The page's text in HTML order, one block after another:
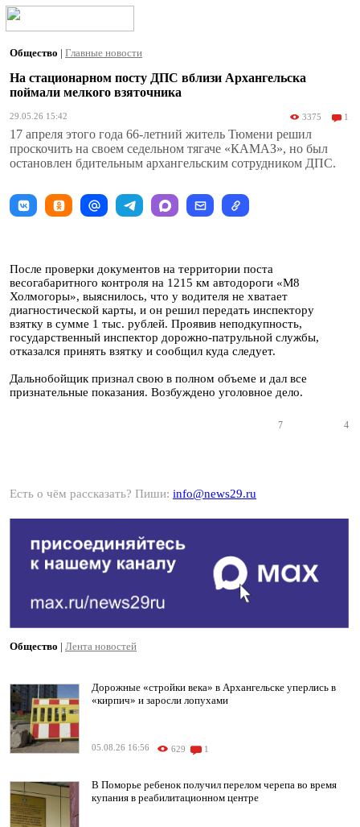
Общество | Главные новости
На стационарном посту ДПС вблизи Архангельска
поймали мелкого взяточника
29.05.26 15:42 3375 1
17 апреля этого года 66-летний житель Тюмени решил
проскочить на своем седельном тягаче «КАМАЗ», но был
остановлен бдительным архангельским сотрудником ДПС.
После проверки документов на территории поста
весогабаритного контроля на 1215 км автодороги «М8
Холмогоры», выяснилось, что у водителя не хватает
диагностической карты, и он решил передать инспектору
взятку в сумме 1 тыс. рублей. Проявив неподкупность,
государственный инспектор дорожно-патрульной службы,
отказался принять взятку и сообщил куда следует.
Дальнобойщик признал свою в полном объеме и дал все
признательные показания. Возбуждено уголовное дело.
7 4
Есть о чём рассказать? Пиши: info@news29.ru
Общество | Лента новостей
Дорожные «стройки века» в Архангельске уперлись в
«кирпич» и заросли лопухами
05.08.26 16:56 629 1
В Поморье ребенок получил перелом черепа во время
купания в реабилитационном центре